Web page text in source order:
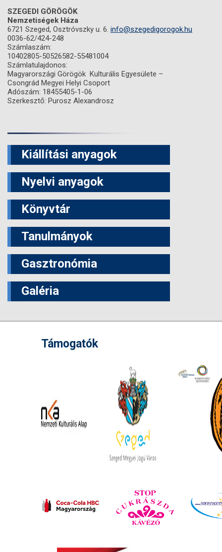
SZEGEDI GÖRÖGÖK
Nemzetiségek Háza
6721 Szeged, Osztróvszky u. 6. info@szegedigorogok.hu
0036-62/424-248
Számlaszám:
10402805-50526582-55481004
Számlatulajdonos:
Magyarországi Görögök Kulturális Egyesülete –
Csongrád Megyei Helyi Csoport
Adószám: 18455405-1-06
Szerkesztő: Purosz Alexandrosz
Kiállítási anyagok
Nyelvi anyagok
Könyvtár
Tanulmányok
Gasztronómia
Galéria
Támogatók